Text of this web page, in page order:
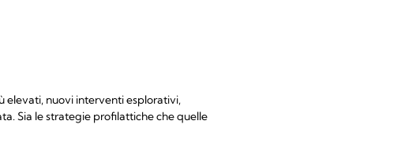
elevati, nuovi interventi esplorativi,
Sia le strategie profilattiche che quelle